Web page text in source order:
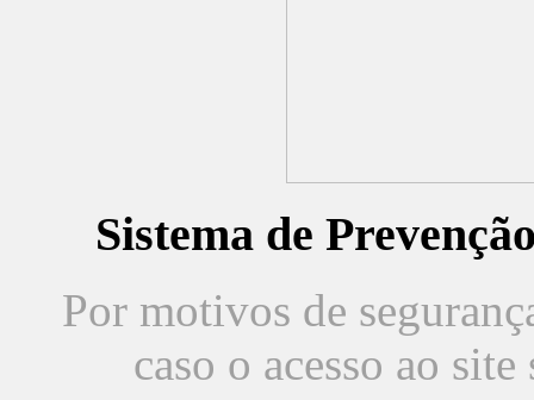
Sistema de
Por motivos de
caso o acesso ao